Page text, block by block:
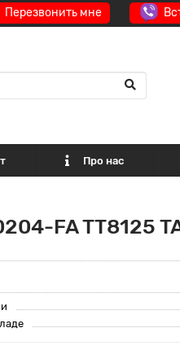
Перезвонить мне
Про нас
FA TT8125